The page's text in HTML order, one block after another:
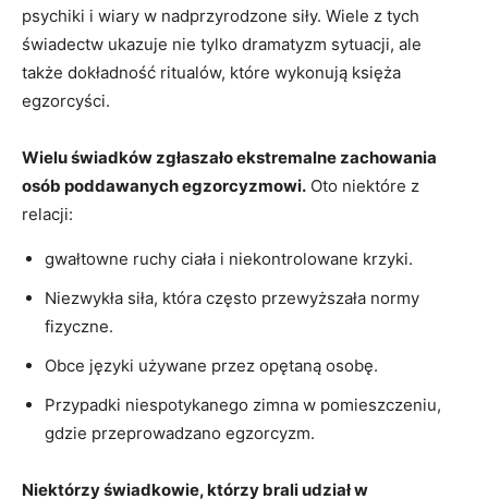
psychiki i wiary w nadprzyrodzone siły. Wiele z⁢ tych
świadectw ⁢ukazuje ⁤nie tylko dramatyzm sytuacji, ale
‍także dokładność ritualów, które wykonują księża
egzorcyści.
Wielu świadków ‍zgłaszało ekstremalne ⁤zachowania
osób poddawanych egzorcyzmowi. Oto niektóre z
relacji:
gwałtowne ruchy ciała ​i niekontrolowane krzyki.
Niezwykła siła, która często przewyższała normy
fizyczne.
Obce ‍języki używane przez opętaną osobę.
Przypadki niespotykanego zimna w ⁣pomieszczeniu,
gdzie przeprowadzano egzorcyzm.
Niektórzy świadkowie, którzy brali udział w